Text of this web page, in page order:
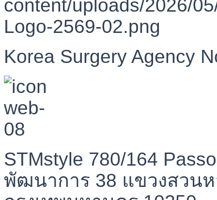
Korea Surgery Agency
STMstyle 780/164
พัฒนาการ 38 แขวงสวน